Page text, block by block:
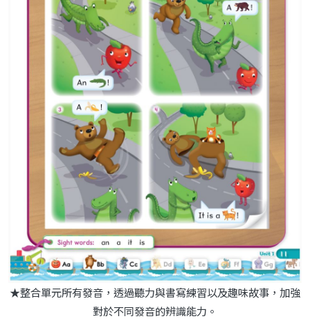
★整合單元所有發音，透過聽力與書寫練習以及趣味故事，加強
對於不同發音的辨識能力。